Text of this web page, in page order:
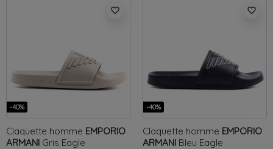
favorite_border
-40%
Claquette homme EMPORIO
ARMANI Gris Eagle
favorite_border
-40%
Claquette homme EMPORIO
ARMANI Bleu Eagle